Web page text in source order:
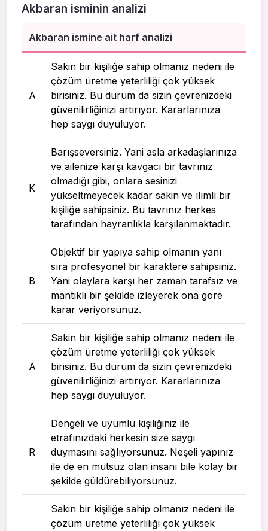
Akbaran isminin analizi
Akbaran ismine ait harf analizi
A
Sakin bir kişiliğe sahip olmanız nedeni ile
çözüm üretme yeterliliği çok yüksek
birisiniz. Bu durum da sizin çevrenizdeki
güvenilirliğinizi artırıyor. Kararlarınıza
hep saygı duyuluyor.
K
Barışseversiniz. Yani asla arkadaşlarınıza
ve ailenize karşı kavgacı bir tavrınız
olmadığı gibi, onlara sesinizi
yükseltmeyecek kadar sakin ve ılımlı bir
kişiliğe sahipsiniz. Bu tavrınız herkes
tarafından hayranlıkla karşılanmaktadır.
B
Objektif bir yapıya sahip olmanın yanı
sıra profesyonel bir karaktere sahipsiniz.
Yani olaylara karşı her zaman tarafsız ve
mantıklı bir şekilde izleyerek ona göre
karar veriyorsunuz.
A
Sakin bir kişiliğe sahip olmanız nedeni ile
çözüm üretme yeterliliği çok yüksek
birisiniz. Bu durum da sizin çevrenizdeki
güvenilirliğinizi artırıyor. Kararlarınıza
hep saygı duyuluyor.
R
Dengeli ve uyumlu kişiliğiniz ile
etrafınızdaki herkesin size saygı
duymasını sağlıyorsunuz. Neşeli yapınız
ile de en mutsuz olan insanı bile kolay bir
şekilde güldürebiliyorsunuz.
Sakin bir kişiliğe sahip olmanız nedeni ile
çözüm üretme yeterliliği çok yüksek